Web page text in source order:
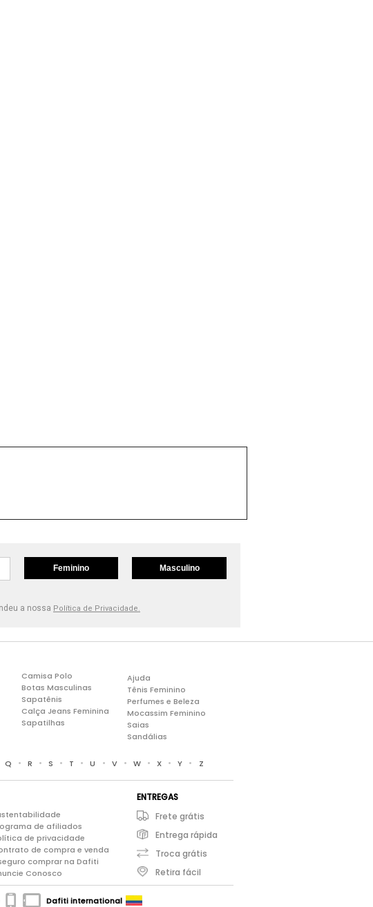
Feminino Masculino
a nossa Política de Privacidade.
Camisa Polo
Botas Masculinas
Sapatênis
Calça Jeans Feminina
Sapatilhas
Ajuda
Tênis Feminino
Perfumes e Beleza
Mocassim Feminino
Saias
Sandálias
Q • R • S • T • U • V • W • X • Y • Z
de afiliados
de privacidade
de compra e venda
comprar na Dafiti
Conosco
ENTREGAS
Frete grátis
Entrega rápida
Troca grátis
Retira fácil
Dafiti international